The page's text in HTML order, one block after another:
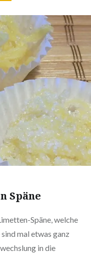
Späne
Späne, welche
mal etwas ganz
in die